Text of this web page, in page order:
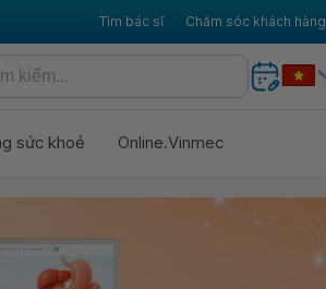
Tìm bác sĩ Chăm sóc khách hàng
sức khoẻ Online.Vinmec